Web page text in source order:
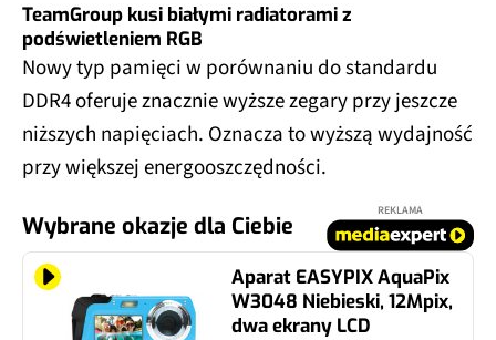
TeamGroup kusi białymi radiatorami z
podświetleniem RGB
Nowy typ pamięci w porównaniu do standardu
DDR4 oferuje znacznie wyższe zegary przy jeszcze
niższych napięciach. Oznacza to wyższą wydajność
przy większej energooszczędności.
Wybrane okazje dla Ciebie
REKLAMA
Aparat EASYPIX AquaPix
W3048 Niebieski, 12Mpix,
dwa ekrany LCD